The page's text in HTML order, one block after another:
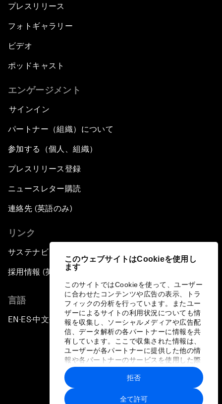
このウェブサイトはCookieを使用し
ます
このサイトではCookieを使って、ユーザー
に合わせたコンテンツや広告の表示、トラ
フィックの分析を行っています。またユー
ザーによるサイトの利用状況についても情
報を収集し、ソーシャルメディアや広告配
信、データ解析の各パートナーに情報を共
有しています。ここで収集された情報は、
ユーザーが各パートナーに提供した他の情
報や各パートナーのサービスを使用した際
に収集された情報と組み合わされ、各パー
トナーによって使用されることがありま
す。
全て許可
拒否
プレスリリース
フォトギャラリー
ビデオ
ポッドキャスト
エンゲージメント
サインイン
パートナー（組織）について
参加する（個人、組織）
プレスリリース登録
ニュースレター購読
連絡先 (英語のみ)
リンク
サステナビリティへの取り組み
採用情報 (英語のみ)
言語
EN ▪ES▪中文▪ 日本語
プライバシーポリシーと利用規約